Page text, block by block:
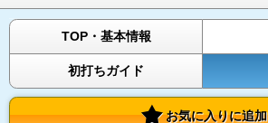
TOP・基本情報
初打ちガイド
お気に入りに追加